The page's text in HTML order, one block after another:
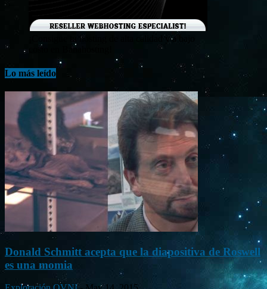
¡Consigue tu hosting de alta calidad y a bajo
costo en Banahosting!
Lo más leído
Donald Schmitt acepta que la diapositiva de Roswell
es una momia